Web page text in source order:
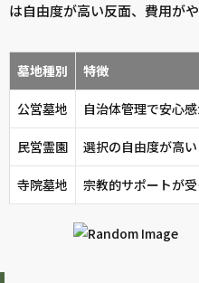
は自由度が高い反面、費用が
墓地種別 特徴
公営墓地 自治体管理で安心
民営霊園 選択の自由度が高い
寺院墓地 宗教的サポートが